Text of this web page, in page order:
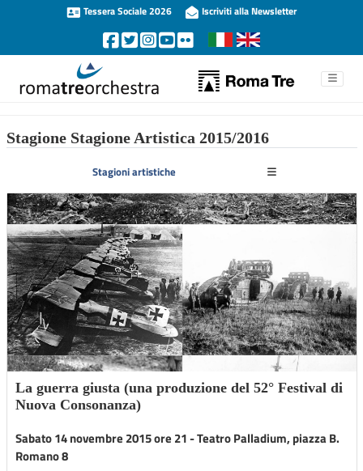
Tessera Sociale 2026 Iscriviti alla Newsletter
Stagione Stagione Artistica 2015/2016
Stagioni artistiche
La guerra giusta (una produzione del 52° Festival di
Nuova Consonanza)
Sabato 14 novembre 2015 ore 21 - Teatro Palladium, piazza B.
Romano 8